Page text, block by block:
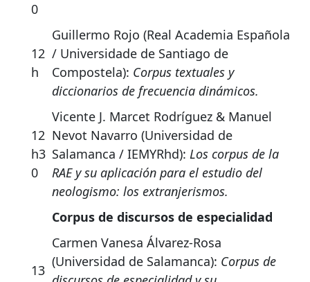
0
12
h
Guillermo Rojo (Real Academia Española
/ Universidade de Santiago de
Compostela): Corpus textuales y
diccionarios de frecuencia dinámicos.
12
h3
0
Vicente J. Marcet Rodríguez & Manuel
Nevot Navarro (Universidad de
Salamanca / IEMYRhd): Los corpus de la
RAE y su aplicación para el estudio del
neologismo: los extranjerismos.
Corpus de discursos de especialidad
13
Carmen Vanesa Álvarez-Rosa
(Universidad de Salamanca): Corpus de